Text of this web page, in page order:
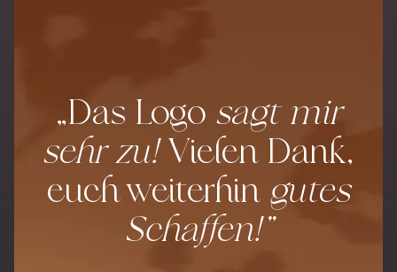
„Das Logo sagt mir
sehr zu!Vielen Dank,
euch weiterhingutes
Schaffen!”